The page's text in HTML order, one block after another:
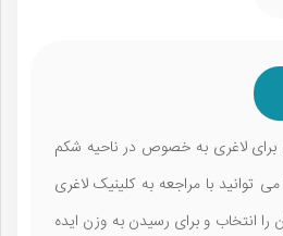
لاغری به خصوص در ناحیه شکم
توانید با مراجعه به کلینیک لاغری
انتخاب و برای رسیدن به وزن ایده